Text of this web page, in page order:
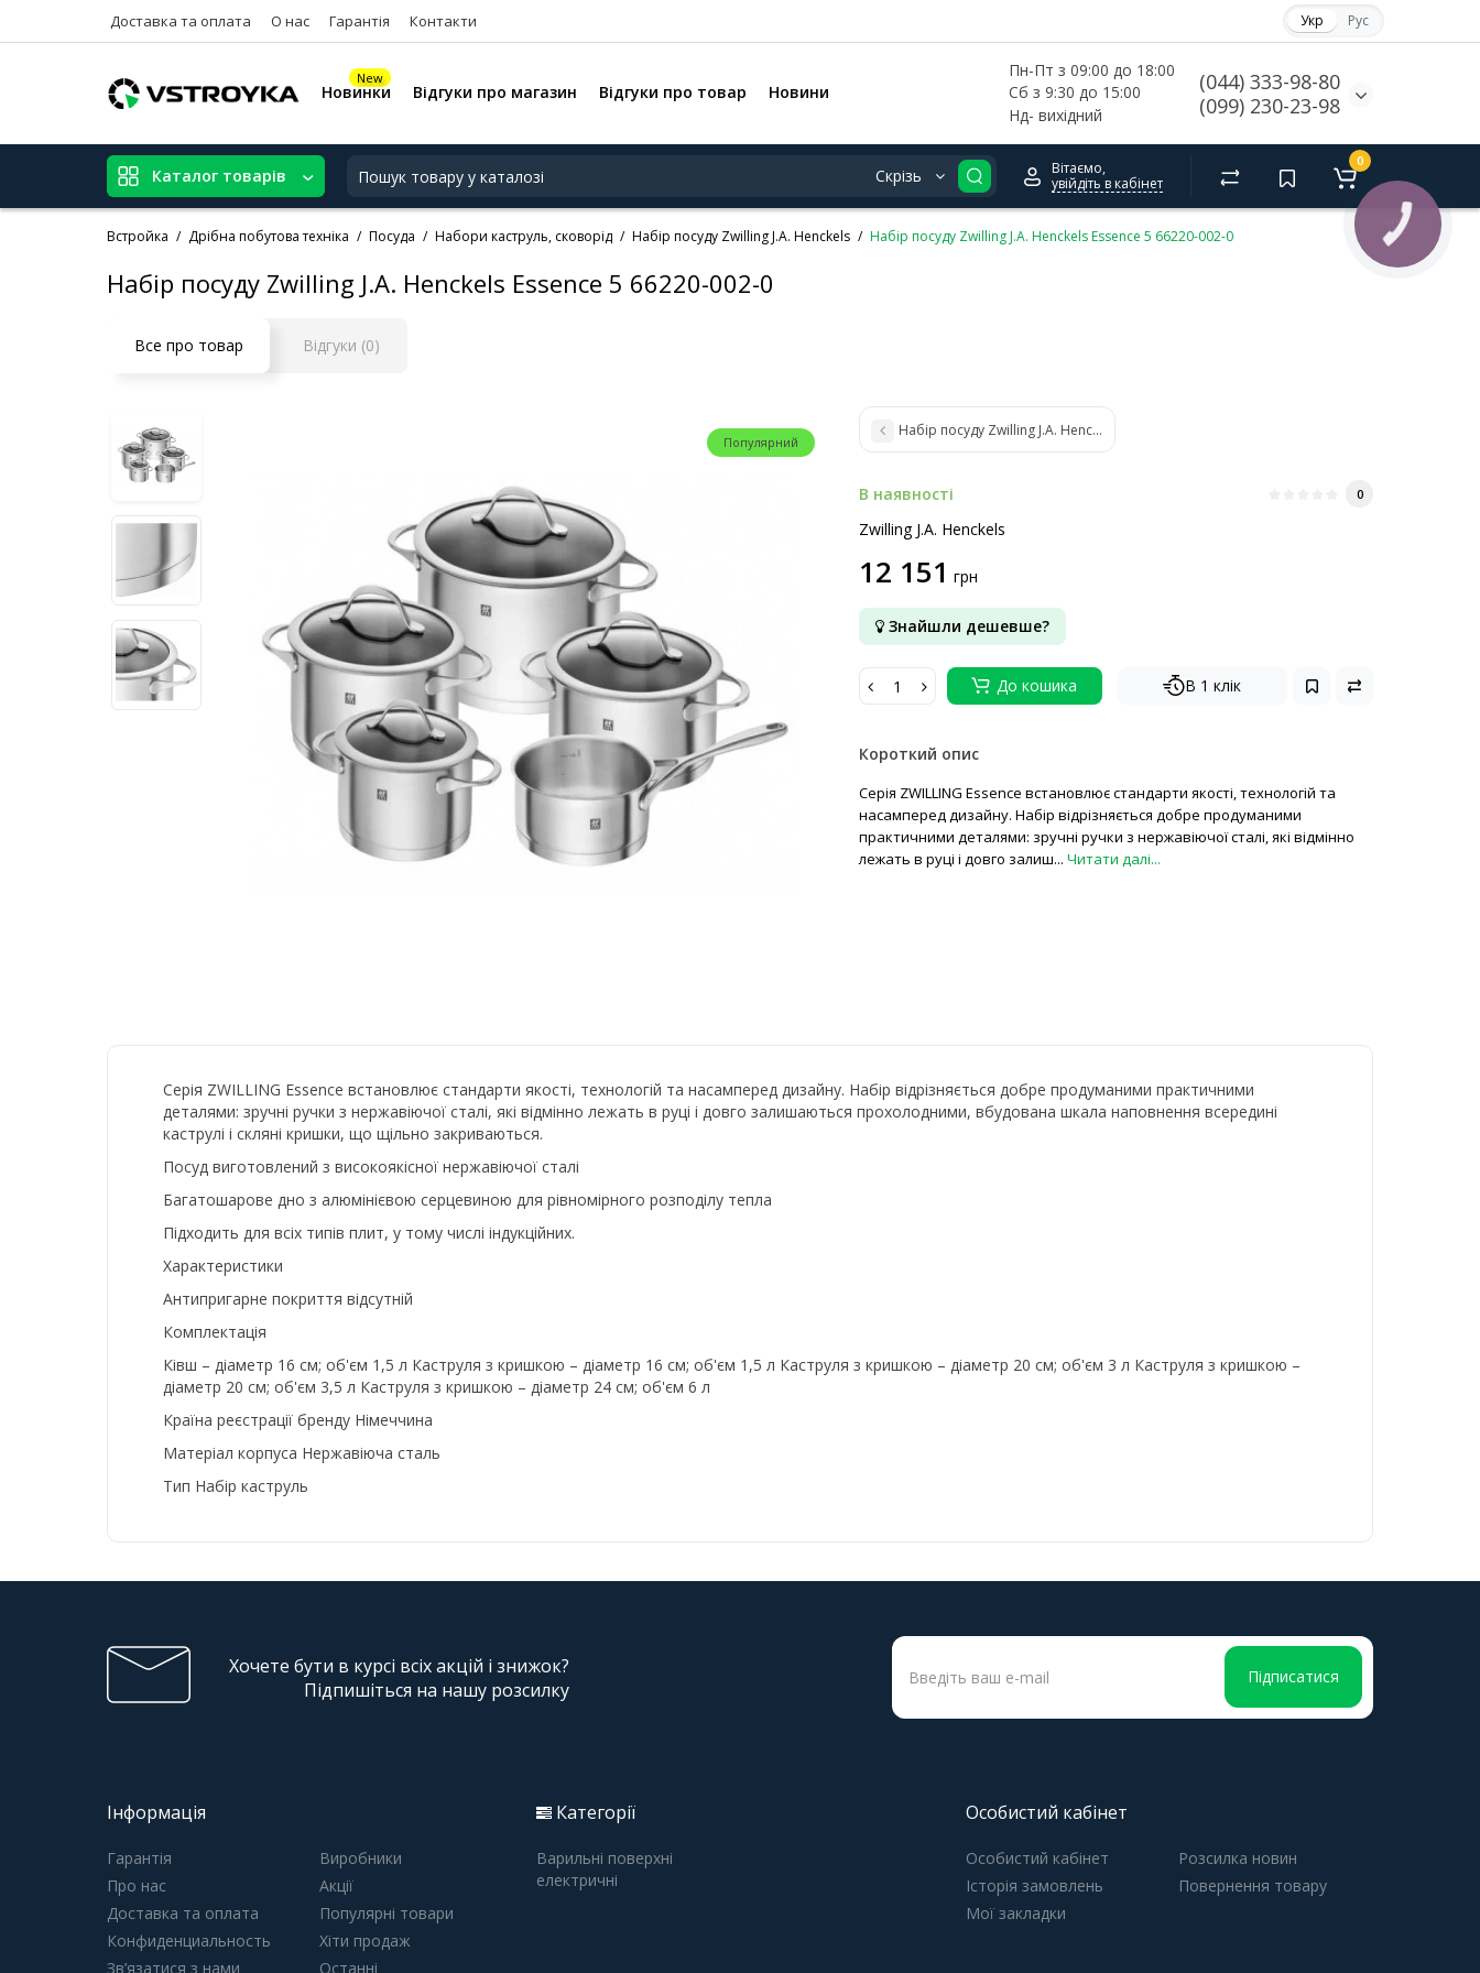
Доставка та оплата О нас Гарантія Контакти Укр Рус
Пн-Пт з 09:00 до 18:00
Сб з 9:30 до 15:00
Нд- вихідний
(044) 333-98-80
(099) 230-23-98
New
Новинки Відгуки про магазин Відгуки про товар Новини
Каталог товарів Скрізь
Вітаємо,
увійдіть в кабінет
0
Встройка Дрібна побутова техніка Посуда Набори каструль, сковорід Набір посуду Zwilling J.A. Henckels Набір посуду Zwilling J.A. Henckels Essence 5 66220-002-0
Набір посуду Zwilling J.A. Henckels Essence 5 66220-002-0
Все про товар Відгуки (0)
Популярний
Набір посуду Zwilling J.A. Henckels Pico 66660-000
В наявності 0
Zwilling J.A. Henckels
12 151 грн
Знайшли дешевше?
До кошика В 1 клік
Короткий опис
Серія ZWILLING Essence встановлює стандарти якості, технологій та
насамперед дизайну. Набір відрізняється добре продуманими
практичними деталями: зручні ручки з нержавіючої сталі, які відмінно
лежать в руці і довго залиш... Читати далі...
Серія ZWILLING Essence встановлює стандарти якості, технологій та насамперед дизайну. Набір відрізняється добре продуманими практичними
деталями: зручні ручки з нержавіючої сталі, які відмінно лежать в руці і довго залишаються прохолодними, вбудована шкала наповнення всередині
каструлі і скляні кришки, що щільно закриваються.
Посуд виготовлений з високоякісної нержавіючої сталі
Багатошарове дно з алюмінієвою серцевиною для рівномірного розподілу тепла
Підходить для всіх типів плит, у тому числі індукційних.
Характеристики
Антипригарне покриття відсутній
Комплектація
Ківш – діаметр 16 см; об'єм 1,5 л Каструля з кришкою – діаметр 16 см; об'єм 1,5 л Каструля з кришкою – діаметр 20 см; об'єм 3 л Каструля з кришкою –
діаметр 20 см; об'єм 3,5 л Каструля з кришкою – діаметр 24 см; об'єм 6 л
Країна реєстрації бренду Німеччина
Матеріал корпуса Нержавіюча сталь
Тип Набір каструль
Хочете бути в курсі всіх акцій і знижок?
Підпишіться на нашу розсилку
Підписатися
Інформація
Гарантія
Про нас
Доставка та оплата
Конфиденциальность
Зв’язатися з нами
Виробники
Акції
Популярні товари
Хіти продаж
Останні
Категорії
Варильні поверхні
електричні
Особистий кабінет
Особистий кабінет
Історія замовлень
Мої закладки
Розсилка новин
Повернення товару
КНОПКА
СВЯЗИ